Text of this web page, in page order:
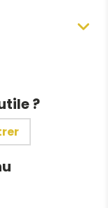
?
(nouvelle
Twitter (nouvelle
WhatsApp
par mail